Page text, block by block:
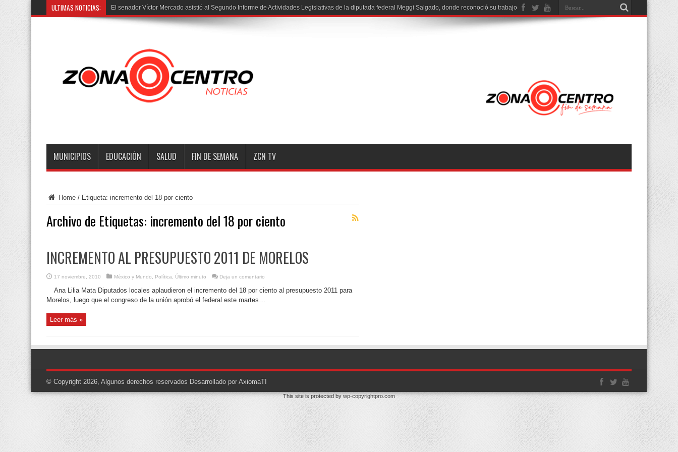
ULTIMAS NOTICIAS: Trasla
MUNICIPIOS EDUCACIÓN SALUD FIN DE SEMANA ZCN TV
Home / Etiqueta: incremento del 18 por ciento
Archivo de Etiquetas: incremento del 18 por ciento
INCREMENTO AL PRESUPUESTO 2011 DE MORELOS
17 noviembre, 2010 México y Mundo Política Último minuto Deja un comentario
Ana Lilia Mata Diputados locales aplaudieron el incremento del 18 por ciento al presupuesto 2011 para
Morelos, luego que el congreso de la unión aprobó el federal este martes…
Leer más »
© Copyright 2026, Algunos derechos reservados Desarrollado por AxiomaTI
This site is protected bywp-copyrightpro.com